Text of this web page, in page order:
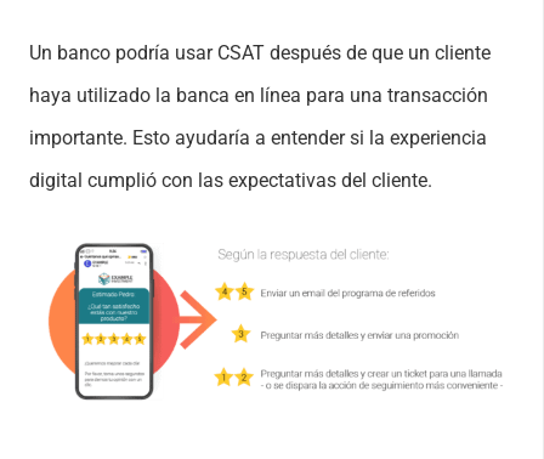
Un banco podría usar CSAT después de que un cliente
haya utilizado la banca en línea para una transacción
importante. Esto ayudaría a entender si la experiencia
digital cumplió con las expectativas del cliente.